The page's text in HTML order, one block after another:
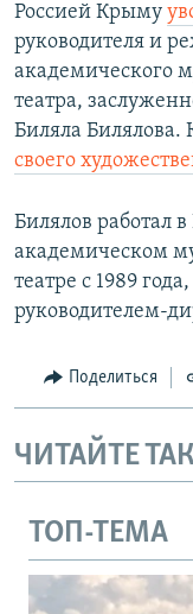
Россией Крыму
руководителя и
академического
театра,
Биляла Билялова.
своего
Билялов работал
академическом
театре с 1989
руководителем-
Поделиться
ЧИТАЙТЕ
ТОП-ТЕМА